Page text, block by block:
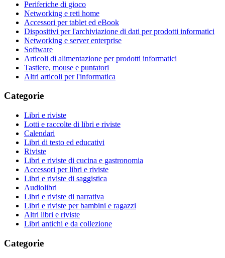
Periferiche di gioco
Networking e reti home
Accessori per tablet ed eBook
Dispositivi per l'archiviazione di dati per prodotti informatici
Networking e server enterprise
Software
Articoli di alimentazione per prodotti informatici
Tastiere, mouse e puntatori
Altri articoli per l'informatica
Categorie
Libri e riviste
Lotti e raccolte di libri e riviste
Calendari
Libri di testo ed educativi
Riviste
Libri e riviste di cucina e gastronomia
Accessori per libri e riviste
Libri e riviste di saggistica
Audiolibri
Libri e riviste di narrativa
Libri e riviste per bambini e ragazzi
Altri libri e riviste
Libri antichi e da collezione
Categorie